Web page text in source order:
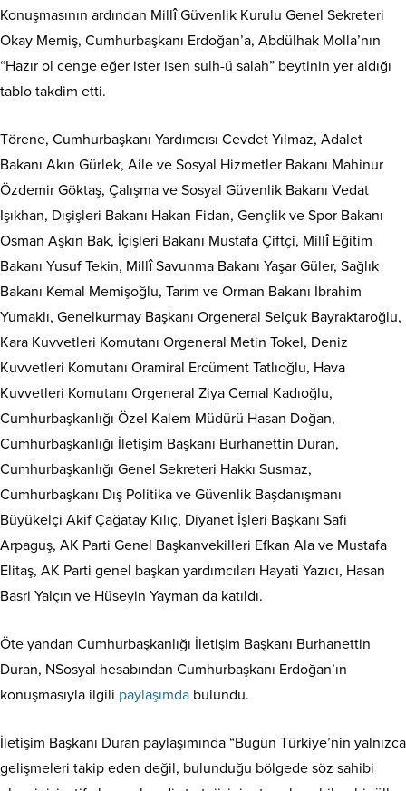
Konuşmasının ardından Millî Güvenlik Kurulu Genel Sekreteri
Okay Memiş, Cumhurbaşkanı Erdoğan’a, Abdülhak Molla’nın
“Hazır ol cenge eğer ister isen sulh-ü salah” beytinin yer aldığı
tablo takdim etti.
Törene, Cumhurbaşkanı Yardımcısı Cevdet Yılmaz, Adalet
Bakanı Akın Gürlek, Aile ve Sosyal Hizmetler Bakanı Mahinur
Özdemir Göktaş, Çalışma ve Sosyal Güvenlik Bakanı Vedat
Işıkhan, Dışişleri Bakanı Hakan Fidan, Gençlik ve Spor Bakanı
Osman Aşkın Bak, İçişleri Bakanı Mustafa Çiftçi, Millî Eğitim
Bakanı Yusuf Tekin, Millî Savunma Bakanı Yaşar Güler, Sağlık
Bakanı Kemal Memişoğlu, Tarım ve Orman Bakanı İbrahim
Yumaklı, Genelkurmay Başkanı Orgeneral Selçuk Bayraktaroğlu,
Kara Kuvvetleri Komutanı Orgeneral Metin Tokel, Deniz
Kuvvetleri Komutanı Oramiral Ercüment Tatlıoğlu, Hava
Kuvvetleri Komutanı Orgeneral Ziya Cemal Kadıoğlu,
Cumhurbaşkanlığı Özel Kalem Müdürü Hasan Doğan,
Cumhurbaşkanlığı İletişim Başkanı Burhanettin Duran,
Cumhurbaşkanlığı Genel Sekreteri Hakkı Susmaz,
Cumhurbaşkanı Dış Politika ve Güvenlik Başdanışmanı
Büyükelçi Akif Çağatay Kılıç, Diyanet İşleri Başkanı Safi
Arpaguş, AK Parti Genel Başkanvekilleri Efkan Ala ve Mustafa
Elitaş, AK Parti genel başkan yardımcıları Hayati Yazıcı, Hasan
Basri Yalçın ve Hüseyin Yayman da katıldı.
Öte yandan Cumhurbaşkanlığı İletişim Başkanı Burhanettin
Duran, NSosyal hesabından Cumhurbaşkanı Erdoğan’ın
konuşmasıyla ilgili paylaşımda bulundu.
İletişim Başkanı Duran paylaşımında “Bugün Türkiye’nin yalnızca
gelişmeleri takip eden değil, bulunduğu bölgede söz sahibi